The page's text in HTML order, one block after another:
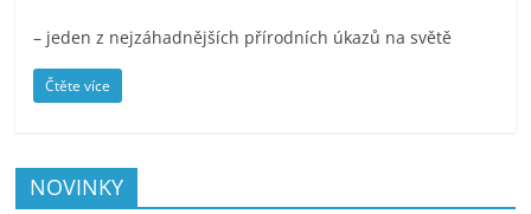
– jeden z nejzáhadnějších přírodních úkazů na světě
Čtěte více
NOVINKY